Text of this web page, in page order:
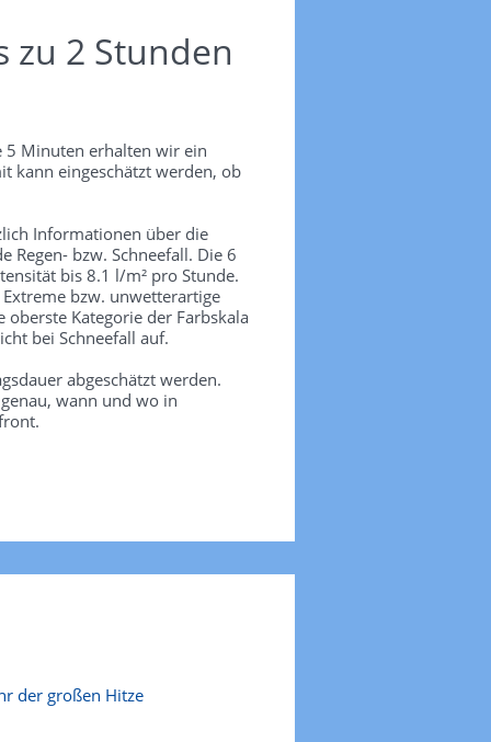
zu 2 Stunden
5 Minuten erhalten wir ein
kann eingeschätzt werden, ob
Informationen über die
Regen- bzw. Schneefall. Die 6
bis 8.1 l/m² pro Stunde.
bzw. unwetterartige
Kategorie der Farbskala
bei Schneefall auf.
abgeschätzt werden.
wann und wo in
der großen Hitze